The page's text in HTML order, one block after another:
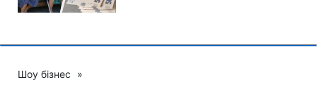
Шоу бізнес »